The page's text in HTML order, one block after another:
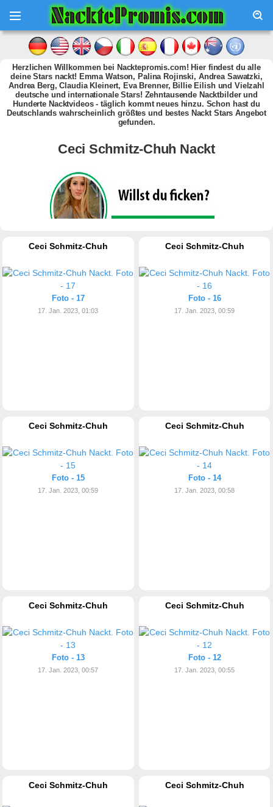
Herzlichen Willkommen bei Nacktepromis.com! Hier findest du alle
deine Stars nackt! Emma Watson, Palina Rojinski, Andrea Sawatzki,
Andrea Berg, Claudia Kleinert, Eva Brenner, Billie Eilish und Vielzahl
deutsche und internationale Stars! Zehntausende Nacktbilder und
Hunderte Nacktvideos - täglich kommt neues hinzu. Schon hast du
Deutschlands wahrscheinlich größtes und bestes Nackt Stars Angebot
gefunden.
Ceci Schmitz-Chuh Nackt
Ceci Schmitz-Chuh
Foto - 17
17. Jan. 2023, 01:03
Ceci Schmitz-Chuh
Foto - 16
17. Jan. 2023, 00:59
Ceci Schmitz-Chuh
Foto - 15
17. Jan. 2023, 00:59
Ceci Schmitz-Chuh
Foto - 14
17. Jan. 2023, 00:58
Ceci Schmitz-Chuh
Foto - 13
17. Jan. 2023, 00:57
Ceci Schmitz-Chuh
Foto - 12
17. Jan. 2023, 00:55
Ceci Schmitz-Chuh Ceci Schmitz-Chuh